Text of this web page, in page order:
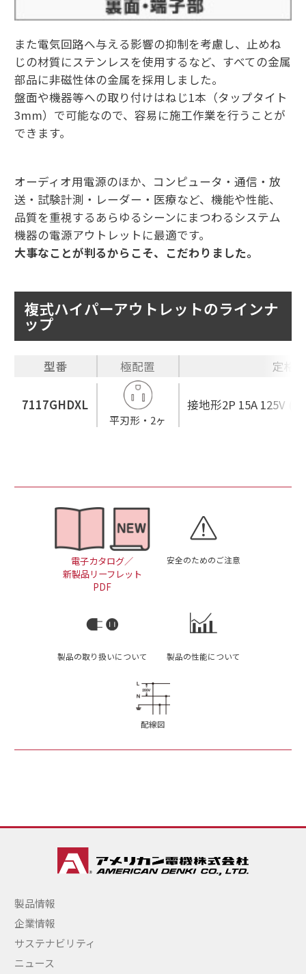
また電気回路へ与える影響の抑制を考慮し、止めね
じの材質にステンレスを使用するなど、すべての金属
部品に非磁性体の金属を採用しました。
盤面や機器等への取り付けはねじ1本（タップタイト
3mm）で可能なので、容易に施工作業を行うことが
できます。
オーディオ用電源のほか、コンピュータ・通信・放
送・試験計測・レーダー・医療など、機能や性能、
品質を重視するあらゆるシーンにまつわるシステム
機器の電源アウトレットに最適です。
大事なことが判るからこそ、こだわりました。
複式ハイパーアウトレットのラインナ
ップ
型番 極配置 定格
7117GHDXL
平刃形・2ヶ
接地形2P 15A 125V
電子カタログ／
新製品リーフレット
PDF
安全のためのご注意
製品の取り扱いについて 製品の性能について
配線図
製品情報
企業情報
サステナビリティ
ニュース